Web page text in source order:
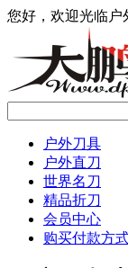
您好，欢迎光临户
户外刀具
户外直刀
世界名刀
精品折刀
会员中心
购买付款方